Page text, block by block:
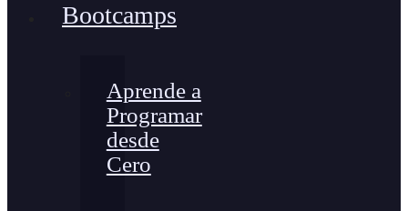
Bootcamps
Aprende a
Programar
desde
Cero